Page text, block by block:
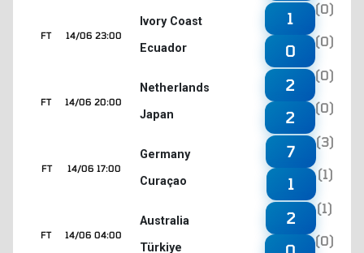
14/06 23:00
FT
Ivory Coast
Ecuador
1
(0)
0
(0)
14/06 20:00
FT
Netherlands
Japan
2
(0)
2
(0)
14/06 17:00
FT
Germany
Curaçao
7
(3)
1
(1)
14/06 04:00
FT
Australia
Türkiye
2
(1)
(0)